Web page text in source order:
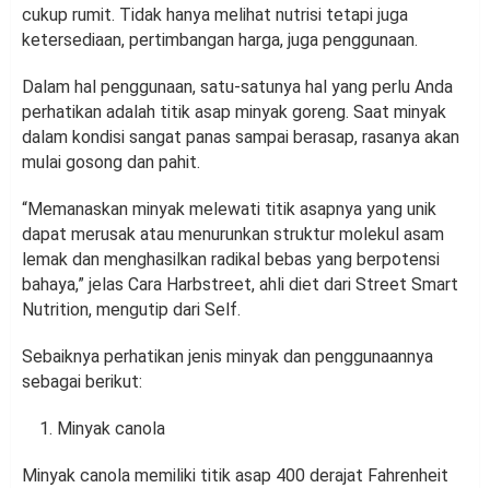
cukup rumit. Tidak hanya melihat nutrisi tetapi juga
ketersediaan, pertimbangan harga, juga penggunaan.
Dalam hal penggunaan, satu-satunya hal yang perlu Anda
perhatikan adalah titik asap minyak goreng. Saat minyak
dalam kondisi sangat panas sampai berasap, rasanya akan
mulai gosong dan pahit.
“Memanaskan minyak melewati titik asapnya yang unik
dapat merusak atau menurunkan struktur molekul asam
lemak dan menghasilkan radikal bebas yang berpotensi
bahaya,” jelas Cara Harbstreet, ahli diet dari Street Smart
Nutrition, mengutip dari Self.
Sebaiknya perhatikan jenis minyak dan penggunaannya
sebagai berikut:
Minyak canola
Minyak canola memiliki titik asap 400 derajat Fahrenheit